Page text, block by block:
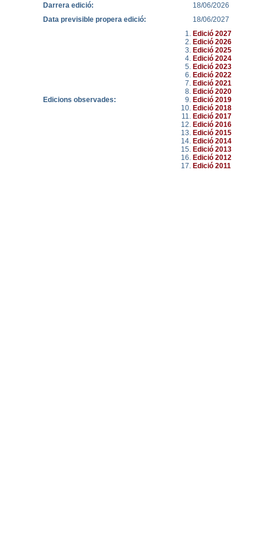
Darrera edició:
18/06/2026
Data previsible propera edició:
18/06/2027
Edicions observades:
Edició 2027
Edició 2026
Edició 2025
Edició 2024
Edició 2023
Edició 2022
Edició 2021
Edició 2020
Edició 2019
Edició 2018
Edició 2017
Edició 2016
Edició 2015
Edició 2014
Edició 2013
Edició 2012
Edició 2011